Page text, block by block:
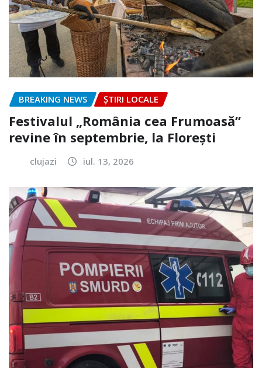
BREAKING NEWS ȘTIRI LOCALE
Festivalul „România cea Frumoasă”
revine în septembrie, la Florești
clujazi iul. 13, 2026